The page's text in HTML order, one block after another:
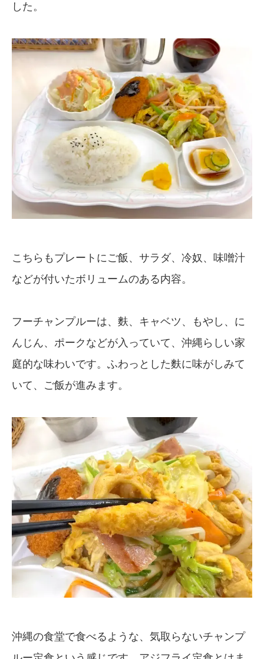
した。
こちらもプレートにご飯、サラダ、冷奴、味噌汁
などが付いたボリュームのある内容。
フーチャンプルーは、麩、キャベツ、もやし、に
んじん、ポークなどが入っていて、沖縄らしい家
庭的な味わいです。ふわっとした麩に味がしみて
いて、ご飯が進みます。
沖縄の食堂で食べるような、気取らないチャンプ